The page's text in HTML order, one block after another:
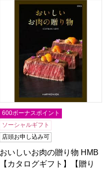
タログギフト】【贈りもの
おいしいお肉の贈り物 HMB
600ボーナスポイント
ソーシャルギフト
店頭お申し込み可
おいしいお肉の贈り物 HMB
【カタログギフト】【贈り